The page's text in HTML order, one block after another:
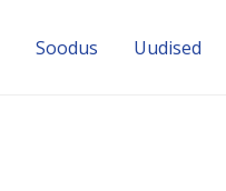
Soodus Uudised